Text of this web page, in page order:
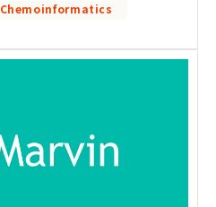
Chemoinformatics